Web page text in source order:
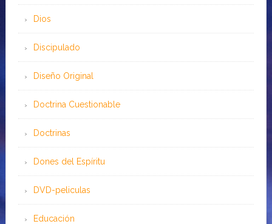
Dios
Discipulado
Diseño Original
Doctrina Cuestionable
Doctrinas
Dones del Espíritu
DVD-peliculas
Educación